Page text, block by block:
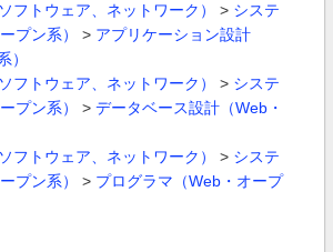
フトウェア、ネットワーク）
> システ
プン系）
> アプリケーション設計
）
フトウェア、ネットワーク）
> システ
プン系）
> データベース設計（Web・
フトウェア、ネットワーク）
> システ
プン系）
> プログラマ（Web・オープ